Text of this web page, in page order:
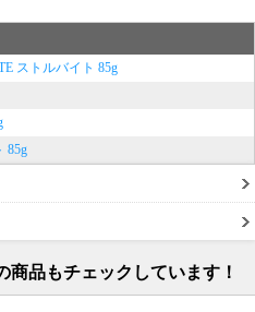
ストルバイト 85g
85g
商品もチェックしています！